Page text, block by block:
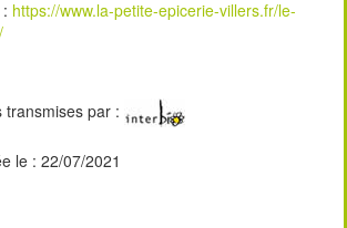
https://www.la-petite-epicerie-villers.fr/le-
transmises par :
le : 22/07/2021